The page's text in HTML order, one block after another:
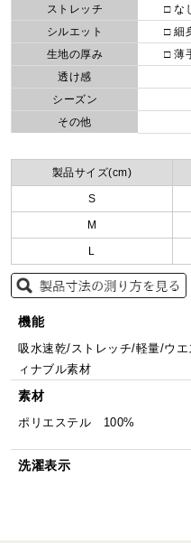
ストレッチ □ な
シルエット
□ 細
生地の厚み
□ 薄
透け感
シーズン
その他
製品サイズ(cm)
S
M
L
機能
吸水速乾/ストレッチ/軽量/ウ
ィナブル素材
素材
ポリエステル 100%
洗濯表示